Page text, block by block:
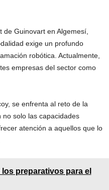
de Guinovart en Algemesí,
exige un profundo
robótica. Actualmente,
empresas del sector como
se enfrenta al reto de la
solo las capacidades
atención a aquellos que lo
preparativos para el